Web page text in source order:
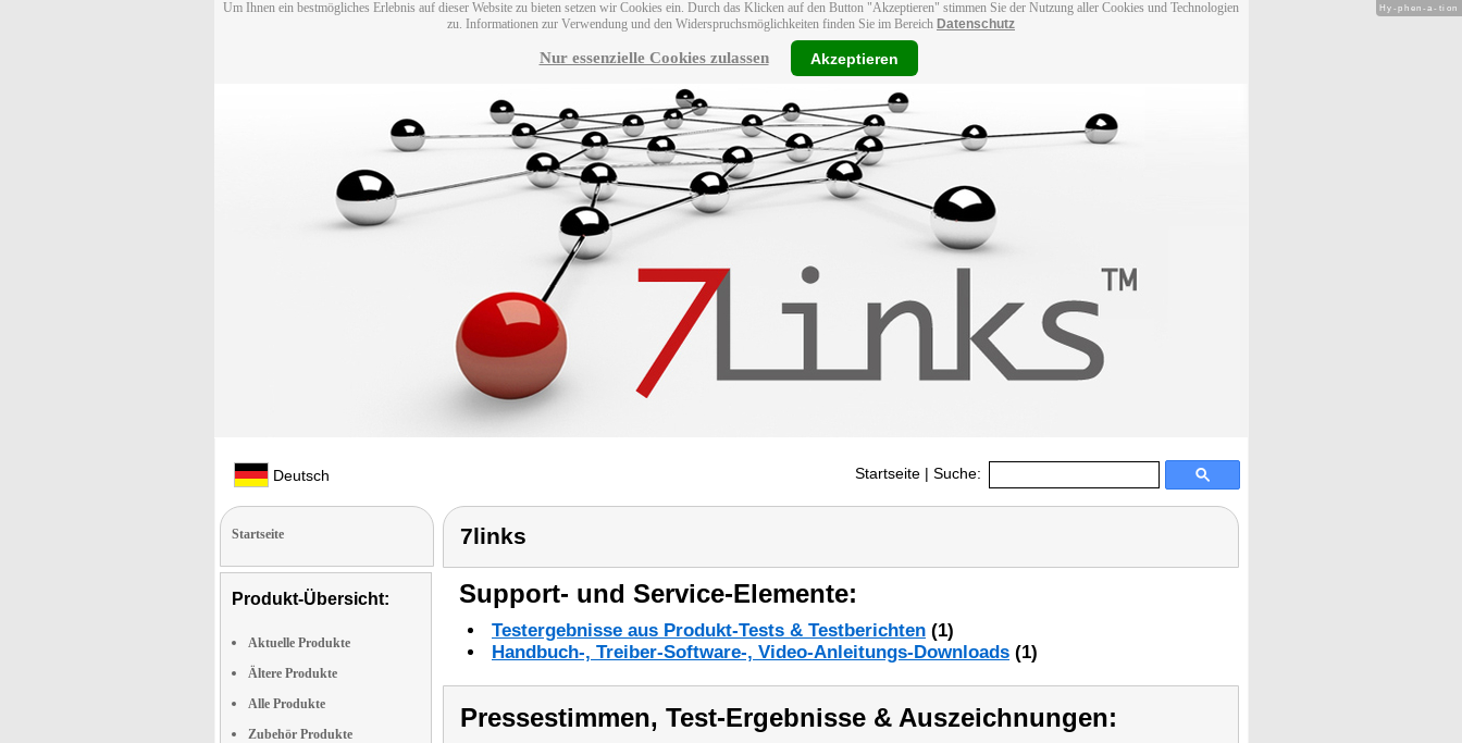
Um Ihnen ein bestmögliches Erlebnis auf dieser Website zu bieten setzen wir Cookies ein. Durch das Klicken auf den Button "Akzeptieren" stimmen Sie der Nutzung aller Cookies und Technologien
zu. Informationen zur Verwendung und den Widerspruchsmöglichkeiten finden Sie im Bereich Datenschutz
Nur essenzielle Cookies zulassen Akzeptieren
Deutsch Startseite | Suche:
Startseite
Produkt-Übersicht:
Aktuelle Produkte
Ältere Produkte
Alle Produkte
Zubehör Produkte
7links
Support- und Service-Elemente:
Testergebnisse aus Produkt-Tests & Testberichten (1)
Handbuch-, Treiber-Software-, Video-Anleitungs-Downloads (1)
Pressestimmen, Test-Ergebnisse & Auszeichnungen:
Hy-phen-a-tion